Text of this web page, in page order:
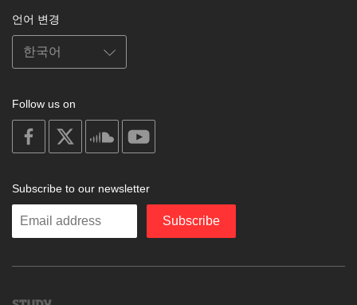
언어 변경
Follow us on
on
facebook
soundcloud
Subscribe to our newsletter
Enter
Subscribe